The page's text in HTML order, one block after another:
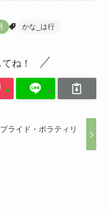
かな_は行
ね！
ライド・ボラティリ